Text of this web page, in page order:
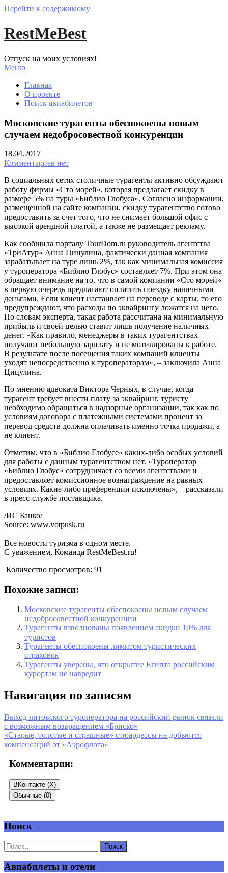
Перейти к содержимому
RestMeBest
Отпуск на моих условиях!
Меню
Главная
О проекте
Поиск авиабилетов
Московские турагенты обеспокоены новым
случаем недобросовестной конкуренции
18.04.2017
Комментариев нет
В социальных сетях столичные турагенты активно обсуждают
работу фирмы «Сто морей», которая предлагает скидку в
размере 5% на туры «Библио Глобуса». Согласно информации,
размещенной на сайте компании, скидку турагентство готово
предоставить за счет того, что не снимает большой офис с
высокой арендной платой, а также не размещает рекламу.
Как сообщила порталу TourDom.ru руководитель агентства
«ТриАтур» Анна Цицулина, фактически данная компания
зарабатывает на туре лишь 2%, так как минимальная комиссия
у туроператора «Библио Глобус» составляет 7%. При этом она
обращает внимание на то, что в самой компании «Сто морей»
в первую очередь предлагают оплатить поездку наличными
деньгами. Если клиент настаивает на переводе с карты, то его
предупреждают, что расходы по эквайрингу ложатся на него.
По словам эксперта, такая работа рассчитана на минимальную
прибыль и своей целью ставит лишь получение наличных
денег. «Как правило, менеджеры в таких турагентствах
получают небольшую зарплату и не мотивированы к работе.
В результате после посещения таких компаний клиенты
уходят непосредственно к туроператорам», – заключила Анна
Цицулина.
По мнению адвоката Виктора Черных, в случае, когда
турагент требует внести плату за эквайринг, туристу
необходимо обращаться в надзорные организации, так как по
условиям договора с платежными системами процент за
перевод средств должна оплачивать именно точка продажи, а
не клиент.
Отметим, что в «Библио Глобусе» каких-либо особых условий
для работы с данным турагентством нет. «Туроператор
«Библио Глобус» сотрудничает со всеми агентствами и
предоставляет комиссионное вознаграждение на равных
условиях. Какие-либо преференции исключены», – рассказали
в пресс-службе поставщика.
/ИС Банко/
Source: www.votpusk.ru
Все новости туризма в одном месте.
С уважением, Команда RestMeBest.ru!
Количество просмотров: 91
Похожие записи:
Московские турагенты обеспокоены новым случаем
недобросовестной конкуренции
Турагенты взволнованы появлением скидки 10% для
туристов
Турагенты обеспокоены лимитом туристических
страховок
Турагенты уверены, что открытие Египта российским
курортам не навредит
Навигация по записям
Выход литовского туроператора на российский рынок связали
с возможным возвращением «Бриско»
«Старые, толстые и страшные» стюардессы не добьются
компенсаций от «Аэрофлота»
Комментарии:
ВКонтакте (X)
Обычные (0)
Добавить комментарий
Ваш адрес email не будет опубликован.
Поиск
Авиабилеты и отели